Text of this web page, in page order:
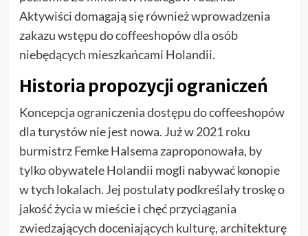
Aktywiści domagają się również wprowadzenia
zakazu wstępu do coffeeshopów dla osób
niebędących mieszkańcami Holandii.
Historia propozycji ograniczeń
Koncepcja ograniczenia dostępu do coffeeshopów
dla turystów nie jest nowa. Już w 2021 roku
burmistrz Femke Halsema zaproponowała, by
tylko obywatele Holandii mogli nabywać konopie
w tych lokalach. Jej postulaty podkreślały troskę o
jakość życia w mieście i chęć przyciągania
zwiedzających doceniających kulturę, architekturę